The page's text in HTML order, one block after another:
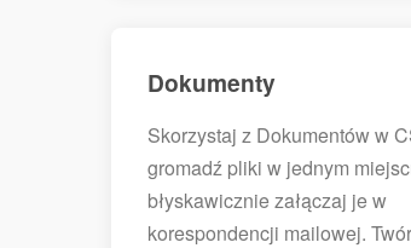
Dokumenty
Skorzystaj z Dokumentów w
gromadź pliki w jednym
błyskawicznie załączaj je w
korespondencji mailowej.